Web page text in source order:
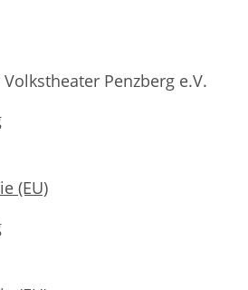
Penzberg e.V.
(EU)